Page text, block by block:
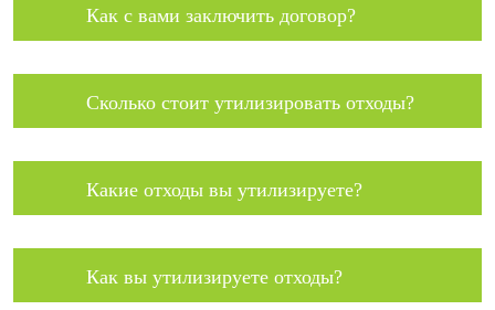
Как с вами заключить договор?
Сколько стоит утилизировать отходы?
Какие отходы вы утилизируете?
Как вы утилизируете отходы?